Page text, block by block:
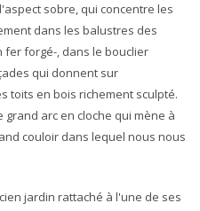
sobre, qui concentre les
dans les balustres des
forgé-, dans le bouclier
qui donnent sur
toits en bois richement sculpté.
arc en cloche qui mène à
couloir dans lequel nous nous
jardin rattaché à l'une de ses